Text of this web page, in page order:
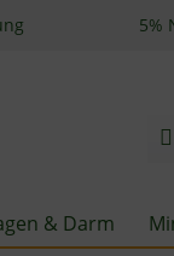
5%
& Darm